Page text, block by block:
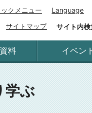
クメニュー
Language
サイトマップ
サイト内検
料 イベン
学ぶ